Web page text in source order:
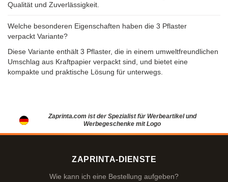
Qualität und Zuverlässigkeit.
Welche besonderen Eigenschaften haben die 3 Pflaster
verpackt Variante?
Diese Variante enthält 3 Pflaster, die in einem umweltfreundlichen
Umschlag aus Kraftpapier verpackt sind, und bietet eine
kompakte und praktische Lösung für unterwegs.
Zaprinta.com ist der Spezialist für Werbeartikel und
Werbegeschenke mit Logo
ZAPRINTA-DIENSTE
Wie kann ich eine Bestellung aufgeben?